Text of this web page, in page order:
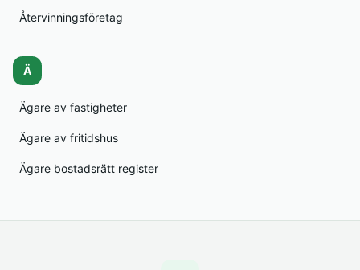
Återvinningsföretag
Ä
Ägare av fastigheter
Ägare av fritidshus
Ägare bostadsrätt register